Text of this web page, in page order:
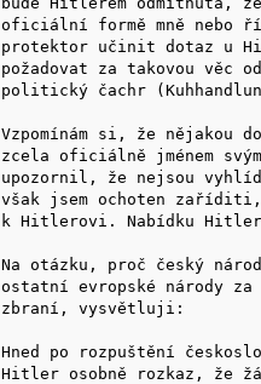
oficiální formě mně nebo
protektor učinit dotaz u
požadovat za takovou věc
politický čachr
Vzpomínám si, že nějakou
zcela oficiálně jménem
upozornil, že nejsou
však jsem ochoten
k Hitlerovi. Nabídku
Na otázku, proč český
ostatní evropské národy za
zbraní, vysvětluji:
Hned po rozpuštění
Hitler osobně rozkaz, že